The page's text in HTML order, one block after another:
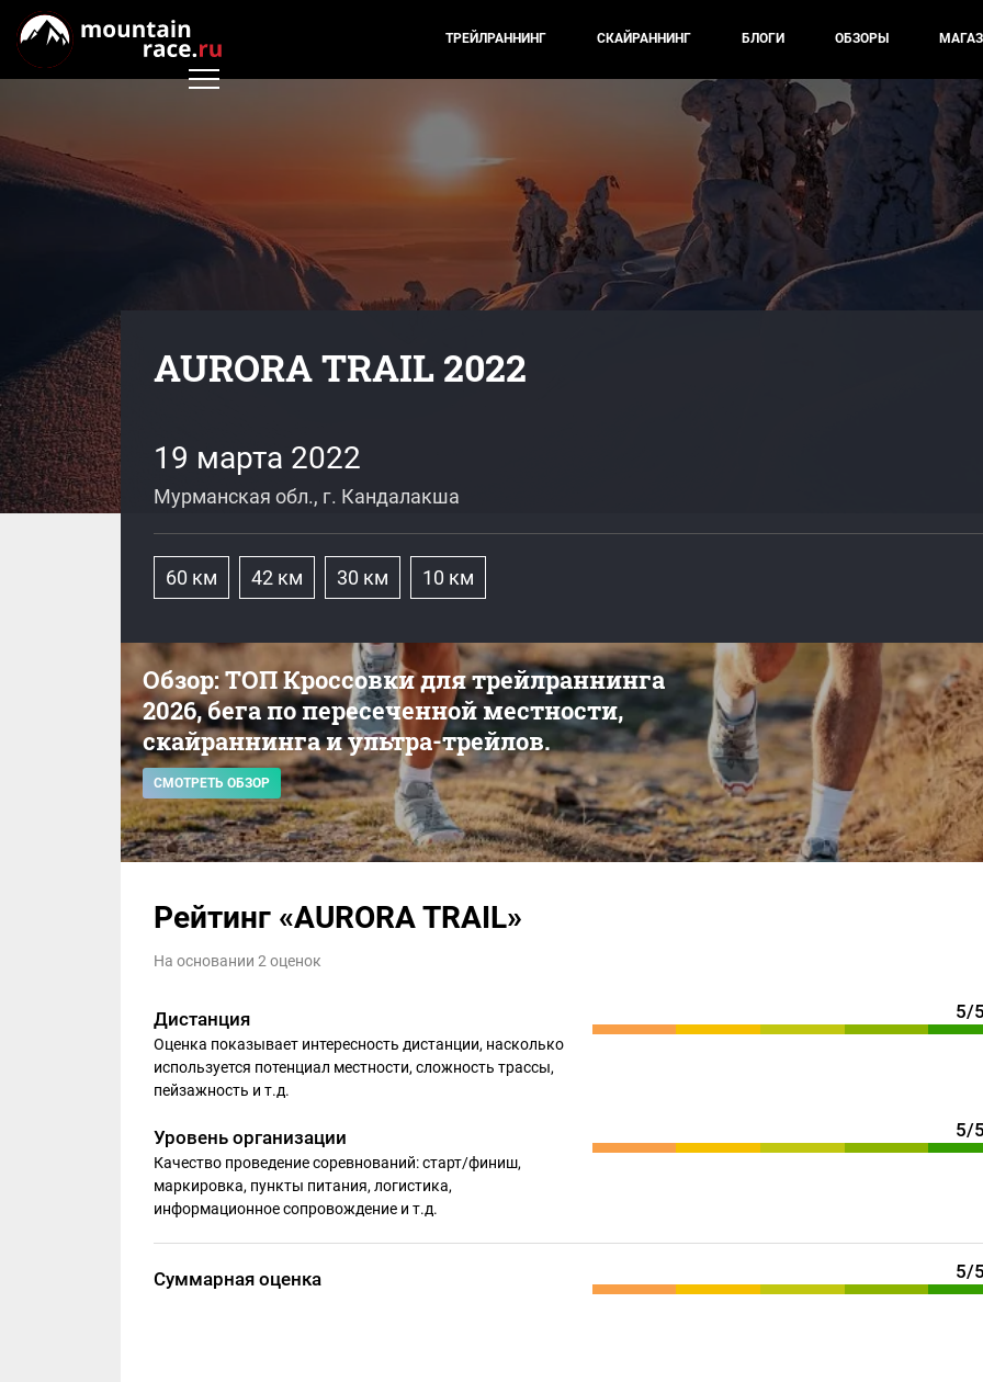
ТРЕЙЛРАННИНГ СКАЙРАННИНГ БЛОГИ ОБЗОРЫ
AURORA TRAIL 2022
19 марта 2022
Мурманская обл., г. Кандалакша
60 км 42 км 30 км 10 км
Обзор: ТОП Кроссовки для трейлраннинга
2026, бега по пересеченной местности,
скайраннинга и ультра-трейлов.
СМОТРЕТЬ ОБЗОР
Рейтинг «AURORA TRAIL»
На основании 2 оценок
Дистанция
Оценка показывает интересность дистанции, насколько
используется потенциал местности, сложность трассы,
пейзажность и т.д.
5/5
Уровень организации
Качество проведение соревнований: старт/финиш,
маркировка, пункты питания, логистика,
информационное сопровождение и т.д.
5/5
Суммарная оценка 5/5